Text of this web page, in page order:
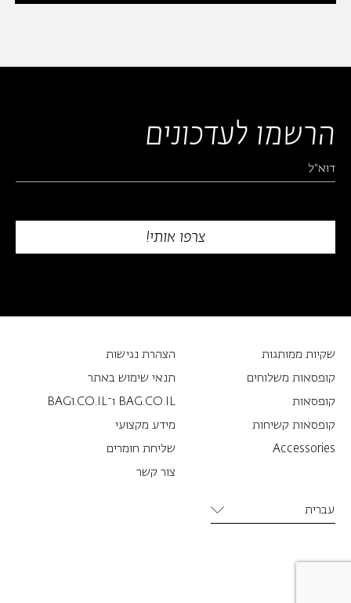
שקיות ממותגות
קופסאות משלוחים
קופסאות
קופסאות קשיחות
Accessories
הצהרת נגישות
תנאי שימוש באתר
BAG.CO.IL ו־BAG1.CO.IL
מידע מקצועי
שליחת חומרים
צור קשר
עברית
הרשמו לעדכונים